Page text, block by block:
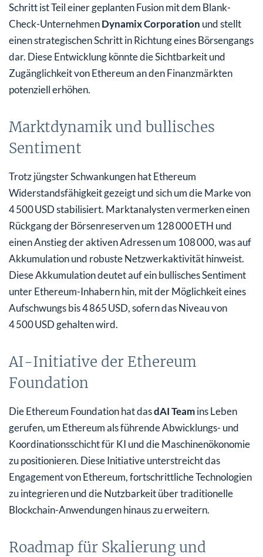
Schritt ist Teil einer geplanten Fusion mit dem Blank-
Check-UnternehmenDynamix Corporation und stellt
einen strategischen Schritt in Richtung eines Börsengangs
dar. Diese Entwicklung könnte die Sichtbarkeit und
Zugänglichkeit von Ethereum an den Finanzmärkten
potenziell erhöhen.
Marktdynamik und bullisches
Sentiment
Trotz jüngster Schwankungen hat Ethereum
Widerstandsfähigkeit gezeigt und sich um die Marke von
4 500 USD stabilisiert. Marktanalysten vermerken einen
Rückgang der Börsenreserven um 128 000 ETH und
einen Anstieg der aktiven Adressen um 108 000, was auf
Akkumulation und robuste Netzwerkaktivität hinweist.
Diese Akkumulation deutet auf ein bullisches Sentiment
unter Ethereum-Inhabern hin, mit der Möglichkeit eines
Aufschwungs bis 4 865 USD, sofern das Niveau von
4 500 USD gehalten wird.
AI-Initiative der Ethereum
Foundation
Die Ethereum Foundation hat dasdAI Teamins Leben
gerufen, um Ethereum als führende Abwicklungs- und
Koordinationsschicht für KI und die Maschinenökonomie
zu positionieren. Diese Initiative unterstreicht das
Engagement von Ethereum, fortschrittliche Technologien
zu integrieren und die Nutzbarkeit über traditionelle
Blockchain-Anwendungen hinaus zu erweitern.
Roadmap für Skalierung und